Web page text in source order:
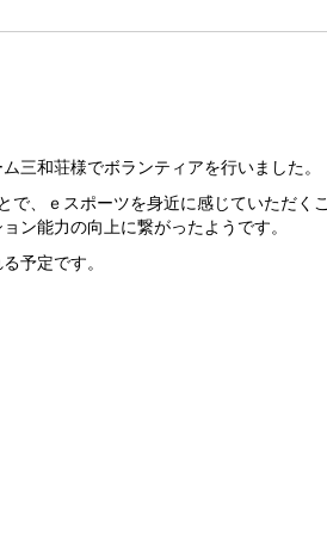
三和荘様でボランティアを行いました。
、ｅスポーツを身近に感じていただくこ
ン能力の向上に繋がったようです。
予定です。